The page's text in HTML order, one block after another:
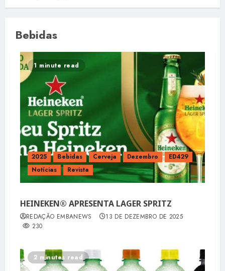
Bebidas
1 minute read
2025 Bebidas Cerveja Dezembro
ED429
Notícias
Revista
HEINEKEN® APRESENTA LAGER SPRITZ
REDAÇÃO EMBANEWS
13 DE DEZEMBRO DE 2025
230
2 minutes read